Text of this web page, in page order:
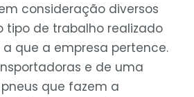
consideração diversos
tipo de trabalho realizado
que a empresa pertence.
e de uma
que fazem a